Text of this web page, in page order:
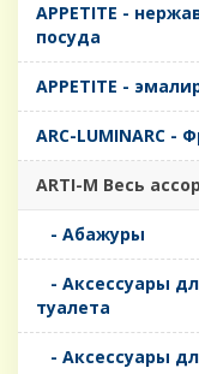
APPETITE -
посуда
APPETITE -
ARC-LUMINARC -
ARTI-M Весь
- Абажуры
- Аксессуары
туалета
- Аксессуары